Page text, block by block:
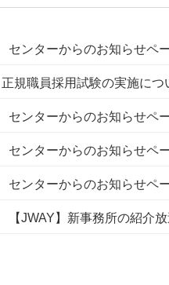
センターからのお知らせペ
規職員採用試験の実施につ
センターからのお知らせペ
センターからのお知らせペ
センターからのお知らせペ
【JWAY】新事務所の紹介放